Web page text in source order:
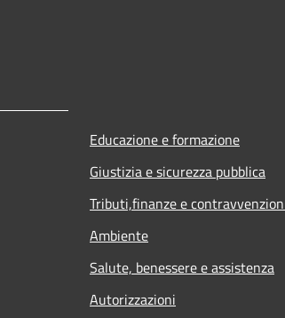
Educazione e formazione
Giustizia e sicurezza pubblica
Tributi,finanze e
Ambiente
Salute, benessere e assistenza
Autorizzazioni